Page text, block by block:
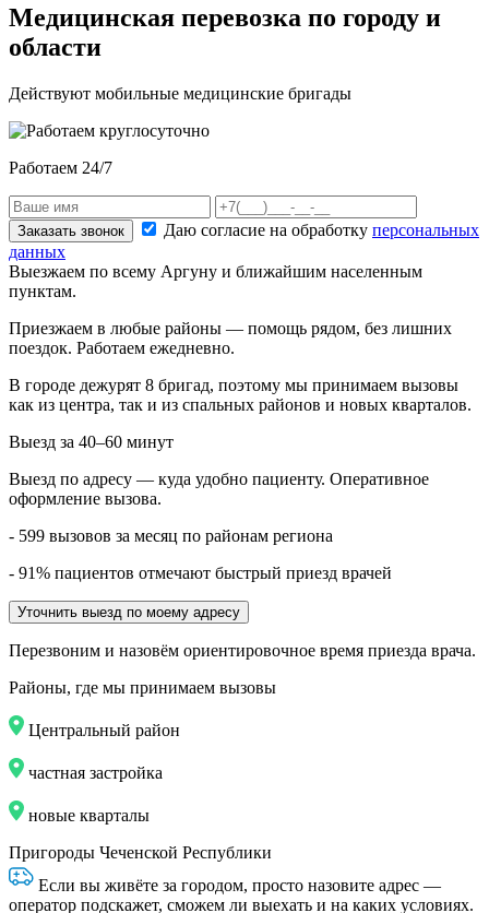
Медицинская перевозка по городу и
области
Действуют мобильные медицинские бригады
Работаем 24/7
Заказать звонок Даю согласие на обработку персональных
данных
Выезжаем по всему Аргуну и ближайшим населенным
пунктам.
Приезжаем в любые районы — помощь рядом, без лишних
поездок. Работаем ежедневно.
В городе дежурят 8 бригад, поэтому мы принимаем вызовы
как из центра, так и из спальных районов и новых кварталов.
Выезд за 40–60 минут
Выезд по адресу — куда удобно пациенту. Оперативное
оформление вызова.
- 599 вызовов за месяц по районам региона
- 91% пациентов отмечают быстрый приезд врачей
Уточнить выезд по моему адресу
Перезвоним и назовём ориентировочное время приезда врача.
Районы, где мы принимаем вызовы
Центральный район
частная застройка
новые кварталы
Пригороды Чеченской Республики
Если вы живёте за городом, просто назовите адрес —
оператор подскажет, сможем ли выехать и на каких условиях.